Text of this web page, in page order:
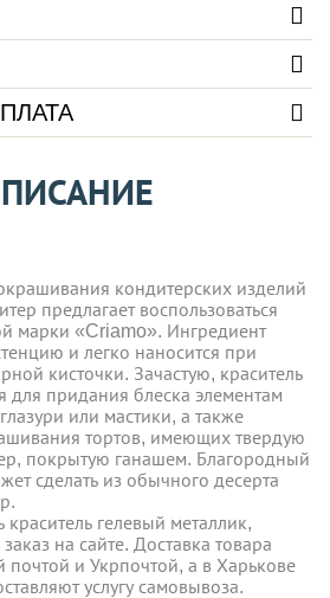
кондитерских изделий
предлагает воспользоваться
марки «Criamo». Ингредиент
и легко наносится при
кисточки. Зачастую, краситель
для придания блеска элементам
или мастики, а также
тортов, имеющих твердую
покрытую ганашем. Благородный
сделать из обычного десерта
краситель гелевый металлик,
на сайте. Доставка товара
почтой и Укрпочтой, а в Харькове
услугу самовывоза.